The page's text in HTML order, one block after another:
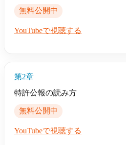
無料公開中
YouTubeで視聴する
第2章
特許公報の読み方
無料公開中
YouTubeで視聴する